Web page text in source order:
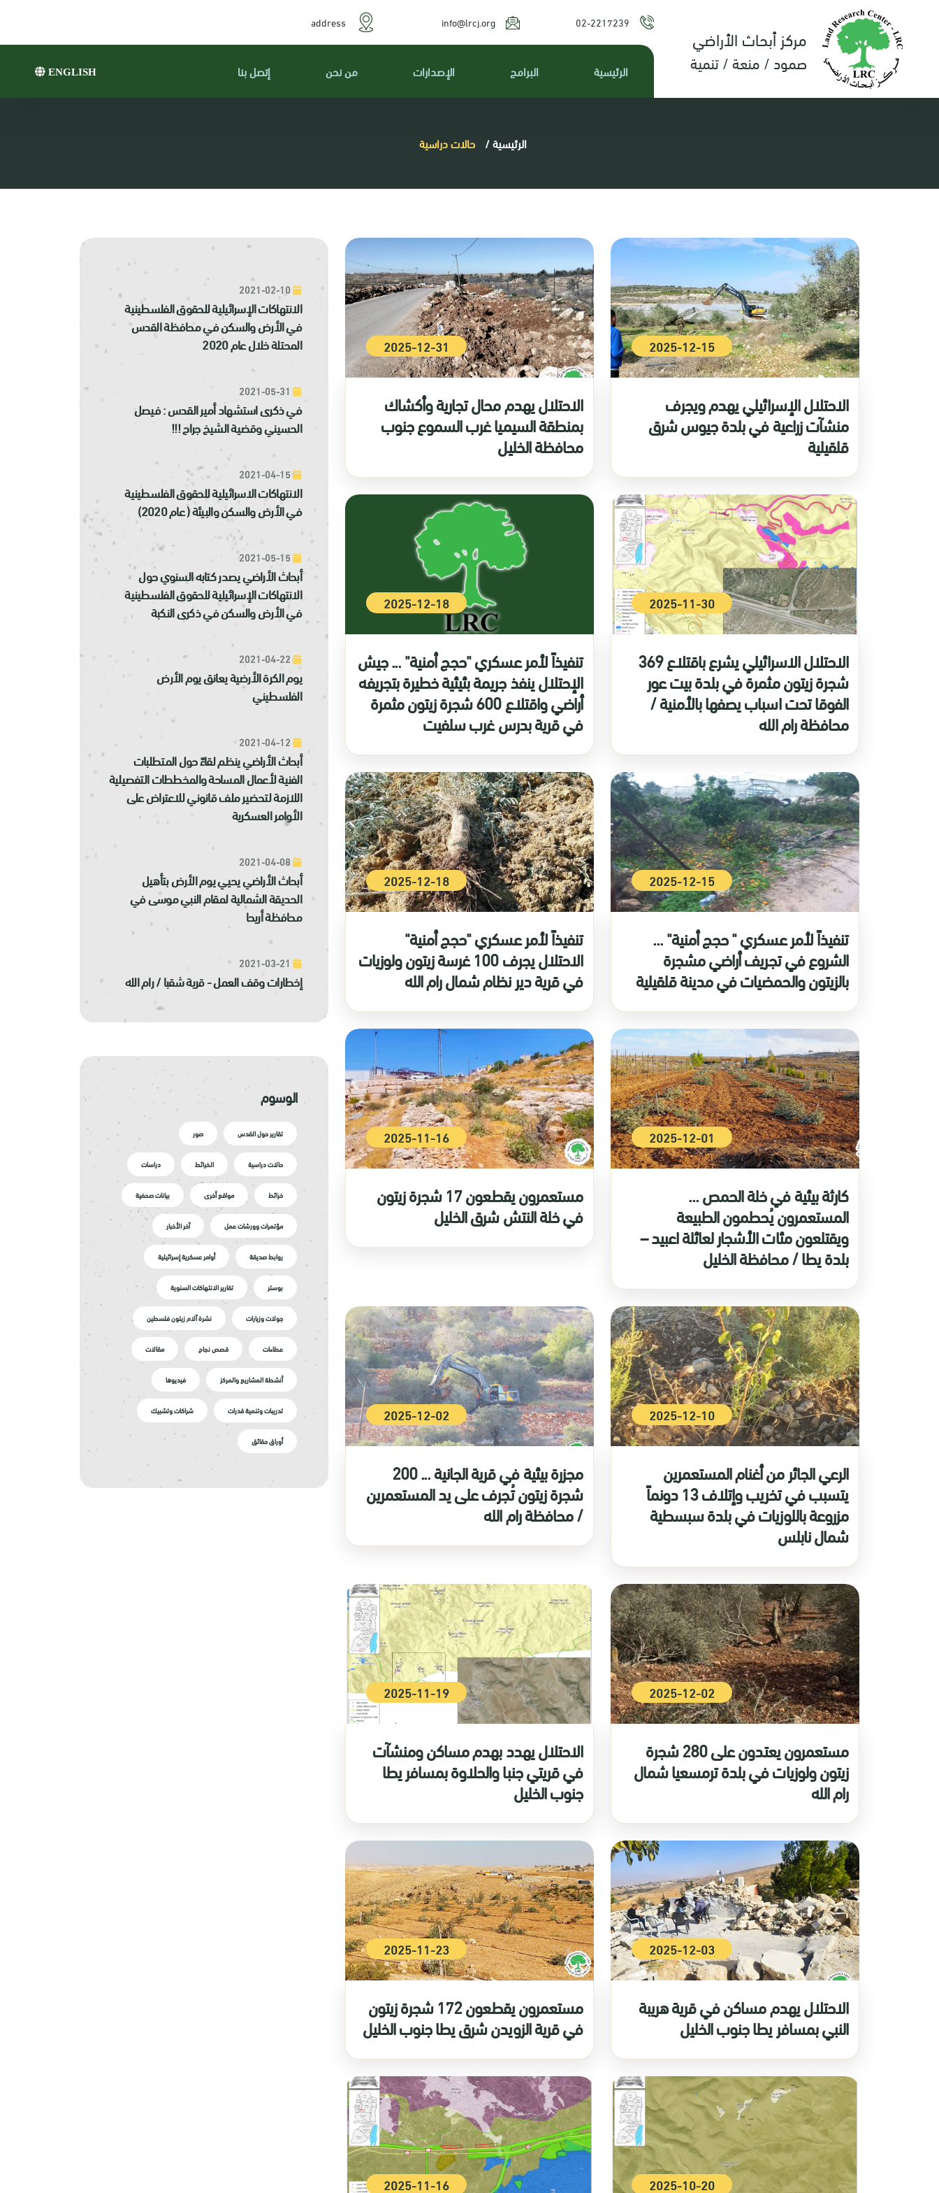
مركز أبحاث الأراضي
صمود / منعة / تنمية
02-2217239
info@lrcj.org
address
الرئيسية البرامج الإصدارات من نحن إتصل بنا ENGLISH
الرئيسية/ حالات دراسية
2025-12-15
الاحتلال الإسرائيلي يهدم ويجرف
منشآت زراعية في بلدة جيوس شرق
قلقيلية
2025-12-31
الاحتلال يهدم محال تجارية وأكشاك
بمنطقة السيميا غرب السموع جنوب
محافظة الخليل
2025-11-30
الاحتلال الاسرائيلي يشرع باقتلاع 369
شجرة زيتون مثمرة في بلدة بيت عور
الفوقا تحت اسباب يصفها بالأمنية /
محافظة رام الله
2025-12-18
تنفيذاً لأمر عسكري "حجج أمنية" ... جيش
الإحتلال ينفذ جريمة بئيئية خطيرة بتجريفه
أراضي واقتلاع 600 شجرة زيتون مثمرة
في قرية بدرس غرب سلفيت
2025-12-15
تنفيذاً لأمر عسكري " حجج أمنية" ...
الشروع في تجريف أراضي مشجرة
بالزيتون والحمضيات في مدينة قلقيلية
2025-12-18
تنفيذاً لأمر عسكري "حجج أمنية"
الاحتلال يجرف 100 غرسة زيتون ولوزيات
في قرية دير نظام شمال رام الله
2025-12-01
كارثة بيئية في خلة الحمص ...
المستعمرون يُحطمون الطبيعة
ويقتلعون مئات الأشجار لعائلة اعبيد –
بلدة يطا / محافظة الخليل
2025-11-16
مستعمرون يقطعون 17 شجرة زيتون
في خلة النتش شرق الخليل
2025-12-10
الرعي الجائر من أغنام المستعمرين
يتسبب في تخريب وإتلاف 13 دونماً
مزروعة باللوزيات في بلدة سبسطية
شمال نابلس
2025-12-02
مجزرة بيئية في قرية الجانية ... 200
شجرة زيتون تُجرف على يد المستعمرين
/ محافظة رام الله
2025-12-02
مستعمرون يعتدون على 280 شجرة
زيتون ولوزيات في بلدة ترمسعيا شمال
رام الله
2025-11-19
الاحتلال يهدد بهدم مساكن ومنشآت
في قريتي جنبا والحلاوة بمسافر يطا
جنوب الخليل
2025-12-03
الاحتلال يهدم مساكن في قرية هريبة
النبي بمسافر يطا جنوب الخليل
2025-11-23
مستعمرون يقطعون 172 شجرة زيتون
في قرية الزويدن شرق يطا جنوب الخليل
2025-10-20
2025-11-16
الانتهاكات الإسرائيلية للحقوق الفلسطينية
في الأرض والسكن في محافظة القدس
المحتلة خلال عام 2020
في ذكرى استشهاد أمير القدس : فيصل
الحسيني وقضية الشيخ جراح !!!
2021-04-15
الانتهاكات الاسرائيلية للحقوق الفلسطينية
في الأرض والسكن والبيئة ( عام 2020)
أبحاث الأراضي يصدر كتابه السنوي حول
الانتهاكات الإسرائيلية للحقوق الفلسطينية
في الأرض والسكن في ذكرى النكبة
يوم الكرة الأرضية يعانق يوم الأرض
الفلسطيني
أبحاث الأراضي ينظم لقاءً حول المتطلبات
الفنية لأعمال المساحة والمخططات التفصيلية
اللازمة لتحضير ملف قانوني للاعتراض على
الأوامر العسكرية
أبحاث الأراضي يحيي يوم الأرض بتأهيل
الحديقة الشمالية لمقام النبي موسى في
محافظة أريحا
إخطارات وقف العمل - قرية شقبا / رام الله
الوسوم
تقارير حول القدس صور
حالات دراسية الخرائط دراسات
خرائط مواقع أخرى بيانات صحفية
مؤتمرات وورشات عمل آخر الأخبار
روابط صديقة أوامر عسكرية إسرائيلية
بوستر تقارير الانتهاكات السنوية
جولات وزيارات نشرة آلام زيتون فلسطين
عطاءات قصص نجاح مقالات
أنشطة المشاريع والمركز فيديوها
تدريبات وتنمية قدرات شراكات وتشبيك
أوراق حقائق